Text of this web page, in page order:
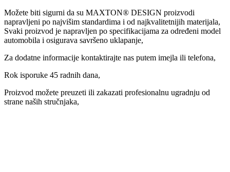
Možete biti sigurni da su MAXTON® DESIGN proizvodi
napravljeni po najvišim standardima i od najkvalitetnijih materijala,
Svaki proizvod je napravljen po specifikacijama za određeni model
automobila i osigurava savršeno uklapanje,
Za dodatne informacije kontaktirajte nas putem imejla ili telefona,
Rok isporuke 45 radnih dana,
Proizvod možete preuzeti ili zakazati profesionalnu ugradnju od
strane naših stručnjaka,